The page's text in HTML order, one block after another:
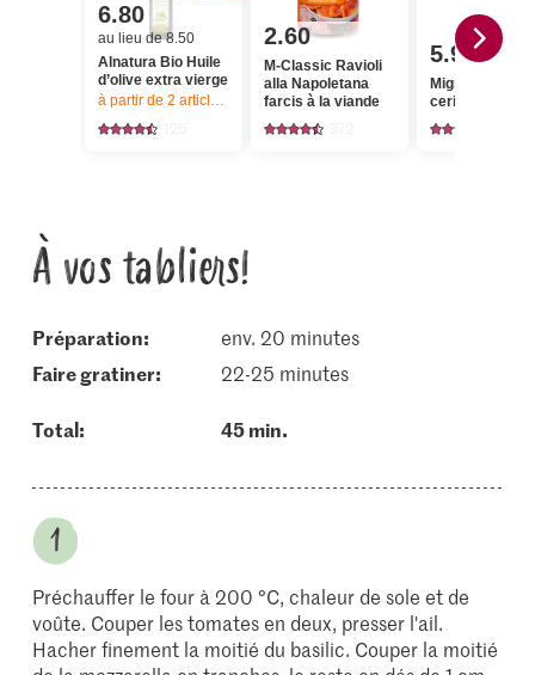
6.80
au lieu de 8.50
Alnatura Bio Huile
d’olive extra vierge
à partir de 2 articles, Offre valable du 6.8 au 12.8.2026, jusqu’à
2.60
M-Classic Ravioli
alla Napoletana
farcis à la viande
5.95
Migros
cerises
À vos tabliers!
Préparation:
env. 20 minutes
faire gratiner:
22-25 minutes
Total: 45 min.
Préchauffer le four à 200 °C, chaleur de sole et de
voûte. Couper les tomates en deux, presser l'ail.
Hacher finement la moitié du basilic. Couper la moitié